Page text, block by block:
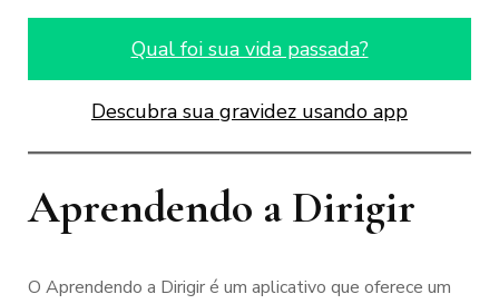
Qual foi sua vida passada?
Descubra sua gravidez usando app
Aprendendo a Dirigir
O Aprendendo a Dirigir é um aplicativo que oferece um